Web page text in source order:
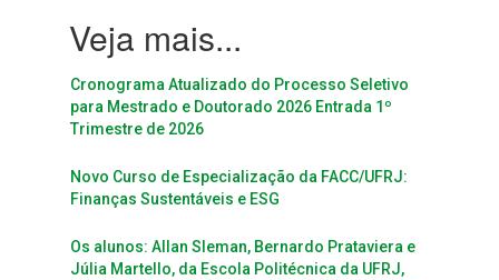
Cronograma Atualizado do Processo Seletivo
para Mestrado e Doutorado 2026 Entrada 1º
Trimestre de 2026
Novo Curso de Especialização da FACC/UFRJ:
Finanças Sustentáveis e ESG
Os alunos: Allan Sleman, Bernardo Prataviera e
Júlia Martello, da Escola Politécnica da UFRJ,